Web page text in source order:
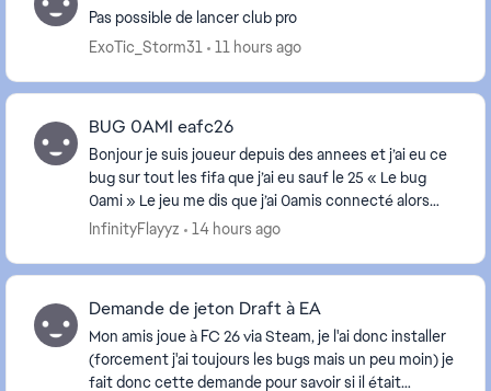
Pas possible de lancer club pro
ExoTic_Storm31
11 hours ago
BUG 0AMI eafc26
Bonjour je suis joueur depuis des annees et j’ai eu ce
bug sur tout les fifa que j’ai eu sauf le 25 « Le bug
0ami » Le jeu me dis que j’ai 0amis connecté alors
que les miens me voient connecté je...
InfinityFlayyz 14 hours ago
Demande de jeton Draft à EA
Mon amis joue à FC 26 via Steam, je l'ai donc installer
(forcement j'ai toujours les bugs mais un peu moin) je
fait donc cette demande pour savoir si il était